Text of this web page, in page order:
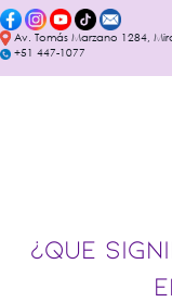
Av. Tomás Marzano 1284,
+51 447-1077
¿QUE